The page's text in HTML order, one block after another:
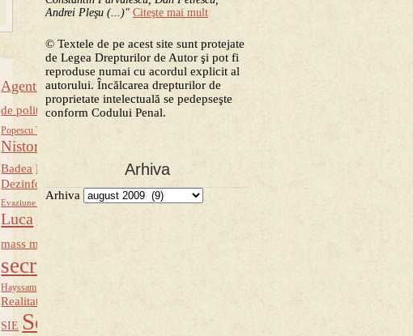
Andrei Pleşu (...)" Citeşte mai mult
© Textele de pe acest site sunt protejate
de Legea Drepturilor de Autor şi pot fi
reproduse numai cu acordul explicit al
autorului. Încălcarea drepturilor de
proprietate intelectuală se pedepseşte
conform Codului Penal.
Arhiva
Arhiva
Agentul VICTORIA alegeri 2009 Avere
de politician Basescu Bogdan Chirieac
Popescu Tariceanu
Nistorescu
Badea Dan Radu Rusanu Dan Voiculescu
Dezinformare
Evaziune fiscala Hrebenciuc ICE Dunarea KGB
Luca Liviu Turcu
mass media
secrete
Hayssam
Realitatea Tv
SIE Sorin Ovidiu Vintu